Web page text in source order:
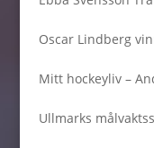
Oscar Lindberg
Mitt hockeyliv –
Ullmarks